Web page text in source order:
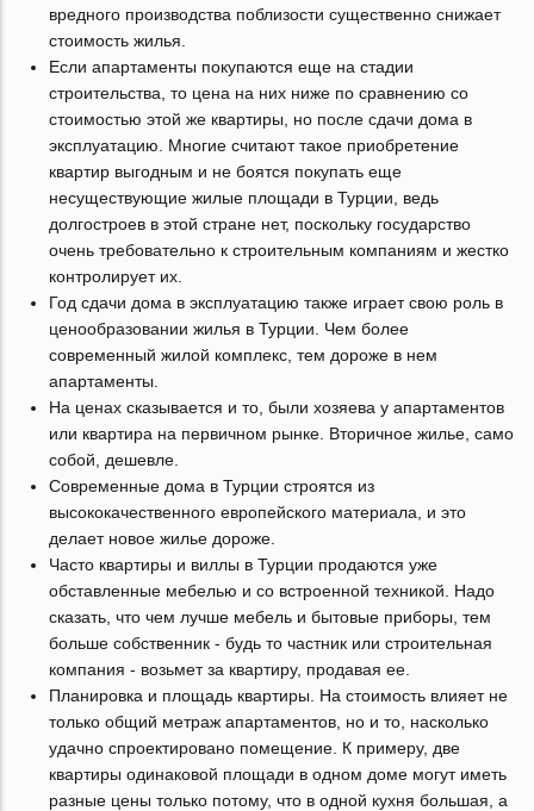
вредного производства поблизости существенно снижает
стоимость жилья.
Если апартаменты покупаются еще на стадии
строительства, то цена на них ниже по сравнению со
стоимостью этой же квартиры, но после сдачи дома в
эксплуатацию. Многие считают такое приобретение
квартир выгодным и не боятся покупать еще
несуществующие жилые площади в Турции, ведь
долгостроев в этой стране нет, поскольку государство
очень требовательно к строительным компаниям и жестко
контролирует их.
Год сдачи дома в эксплуатацию также играет свою роль в
ценообразовании жилья в Турции. Чем более
современный жилой комплекс, тем дороже в нем
апартаменты.
На ценах сказывается и то, были хозяева у апартаментов
или квартира на первичном рынке. Вторичное жилье, само
собой, дешевле.
Современные дома в Турции строятся из
высококачественного европейского материала, и это
делает новое жилье дороже.
Часто квартиры и виллы в Турции продаются уже
обставленные мебелью и со встроенной техникой. Надо
сказать, что чем лучше мебель и бытовые приборы, тем
больше собственник - будь то частник или строительная
компания - возьмет за квартиру, продавая ее.
Планировка и площадь квартиры. На стоимость влияет не
только общий метраж апартаментов, но и то, насколько
удачно спроектировано помещение. К примеру, две
квартиры одинаковой площади в одном доме могут иметь
разные цены только потому, что в одной кухня большая, а